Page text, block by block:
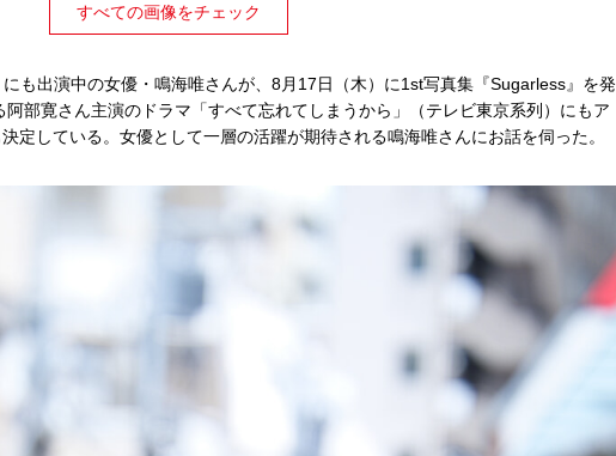
すべての画像をチェック
も出演中の女優・鳴海唯さんが、8月17日（木）に1st写真集『Sugarless』を発
部寛さん主演のドラマ「すべて忘れてしまうから」（テレビ東京系列）にもア
定している。女優として一層の活躍が期待される鳴海唯さんにお話を伺った。